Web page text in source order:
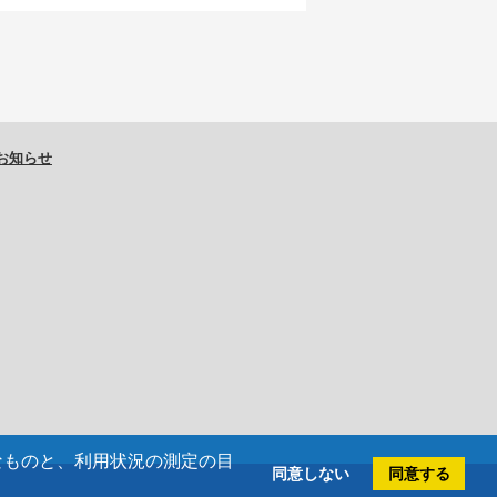
のと、利用状況の測定の目
同意しない 同意する
知らせ